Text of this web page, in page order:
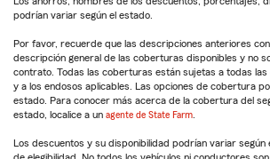
podrían variar según el estado.
Por favor, recuerde que las descripciones anteriores
descripción general de las coberturas disponibles y no
contrato. Todas las coberturas están sujetas a todas las
y a los endosos aplicables. Las opciones de cobertura
estado. Para conocer más acerca de la cobertura del
estado, localice a un agente de State Farm
Los descuentos y su disponibilidad podrían variar según